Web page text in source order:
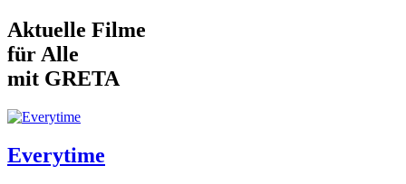
Aktuelle Filme
für Alle
mit GRETA
Everytime